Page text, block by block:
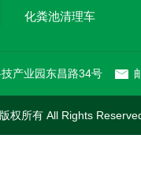
化粪池清理车
产业园东昌路34号
权所有 All Rights